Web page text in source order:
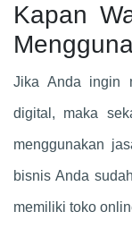
Kapan
Jika Anda ingin
digital, maka
menggunakan
bisnis Anda
memiliki toko